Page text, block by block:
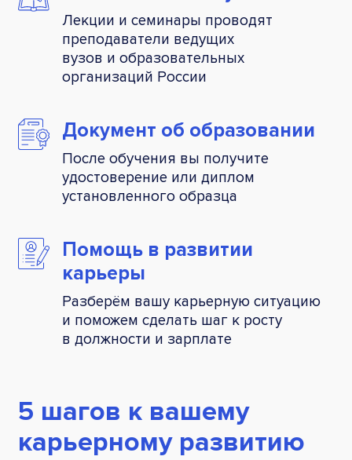
Лекции и семинары проводят
преподаватели ведущих
вузов и образовательных
организаций России
Документ об образовании
После обучения вы получите
удостоверение или диплом
установленного образца
Помощь в развитии
карьеры
Разберём вашу карьерную ситуацию
и поможем сделать шаг к росту
в должности и зарплате
5 шагов к вашему
карьерному развитию